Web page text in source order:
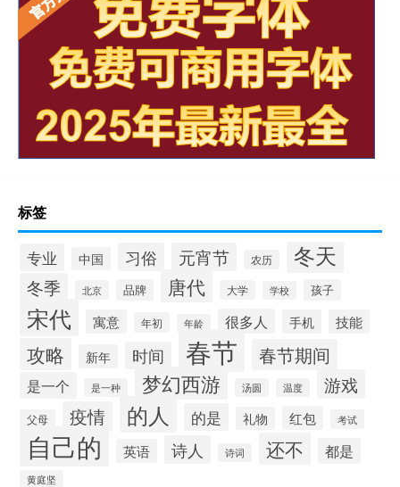
标签
专业 中国 习俗 元宵节 农历 冬天
冬季 北京 品牌 唐代 大学 学校 孩子
宋代 寓意 年初 年龄 很多人 手机 技能
攻略 新年 时间 春节 春节期间
是一个 是一种 梦幻西游 汤圆 温度 游戏
父母 疫情 的人 的是 礼物 红包 考试
自己的 英语 诗人 诗词 还不 都是
黄庭坚